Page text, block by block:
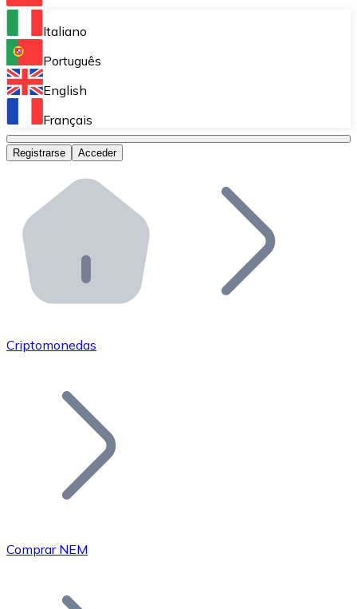
Bitnovo Ramp
Integra nuestra solución en tu plataforma.
Bitnovo Giftcards
Bitnovo OTC
Bitnovo ATM
Integra un ATM Bitnovo en tu negocio y permite que
Bitnovo API
Integra nuestra API en tu ecosistema.
Únete a nuestra red de distribuidores.
Añade tu proyecto a nuestro ecosistema.
Bitcoin
Italiano
Português
English
Français
Registrarse Acceder
Criptomonedas
Comprar NEM